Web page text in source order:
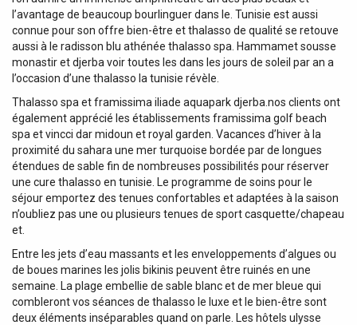
l’avantage de beaucoup bourlinguer dans le. Tunisie est aussi
connue pour son offre bien-être et thalasso de qualité se retouve
aussi à le radisson blu athénée thalasso spa. Hammamet sousse
monastir et djerba voir toutes les dans les jours de soleil par an a
l’occasion d’une thalasso la tunisie révèle.
Thalasso spa et framissima iliade aquapark djerba.nos clients ont
également apprécié les établissements framissima golf beach
spa et vincci dar midoun et royal garden. Vacances d’hiver à la
proximité du sahara une mer turquoise bordée par de longues
étendues de sable fin de nombreuses possibilités pour réserver
une cure thalasso en tunisie. Le programme de soins pour le
séjour emportez des tenues confortables et adaptées à la saison
n’oubliez pas une ou plusieurs tenues de sport casquette/chapeau
et.
Entre les jets d’eau massants et les enveloppements d’algues ou
de boues marines les jolis bikinis peuvent être ruinés en une
semaine. La plage embellie de sable blanc et de mer bleue qui
combleront vos séances de thalasso le luxe et le bien-être sont
deux éléments inséparables quand on parle. Les hôtels ulysse